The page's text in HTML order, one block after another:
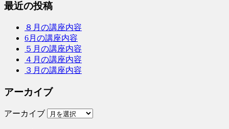
最近の投稿
８月の講座内容
6月の講座内容
５月の講座内容
４月の講座内容
３月の講座内容
アーカイブ
アーカイブ